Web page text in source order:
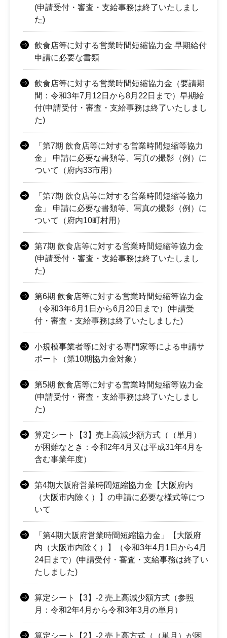
(申請受付・審査・支給事務は終了いたしまし
た)
飲食店等に対する営業時間短縮協力金 早期給付
申請に必要な書類
飲食店等に対する営業時間短縮協力金（要請期
間：令和3年7月12日から8月22日まで）早期給
付(申請受付・審査・支給事務は終了いたしまし
た)
「第7期 飲食店等に対する営業時間短縮等協力
金」 申請に必要な書類等、写真の撮影（例）に
ついて（府内33市用）
「第7期 飲食店等に対する営業時間短縮等協力
金」 申請に必要な書類等、写真の撮影（例）に
ついて（府内10町村用）
第7期 飲食店等に対する営業時間短縮等協力金
(申請受付・審査・支給事務は終了いたしまし
た)
第6期 飲食店等に対する営業時間短縮等協力金
（令和3年6月1日から6月20日まで）(申請受
付・審査・支給事務は終了いたしました)
小規模事業者等に対する専門家等による申請サ
ポート（第10期協力金対象）
第5期 飲食店等に対する営業時間短縮等協力金
(申請受付・審査・支給事務は終了いたしまし
た)
算定シート【3】売上高減少額方式（（単月）
が困難なとき：令和2年4月又は平成31年4月を
含む事業年度）
第4期大阪府営業時間短縮協力金【大阪府内
（大阪市内除く）】の申請に必要な様式等につ
いて
「第4期大阪府営業時間短縮協力金」【大阪府
内（大阪市内除く）】（令和3年4月1日から4月
24日まで）(申請受付・審査・支給事務は終了い
たしました)
算定シート【3】-2 売上高減少額方式（参照
月：令和2年4月から令和3年3月の単月）
算定シート【2】-2 売上高方式（（単月）が困